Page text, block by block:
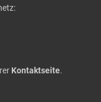
Kontaktseite.